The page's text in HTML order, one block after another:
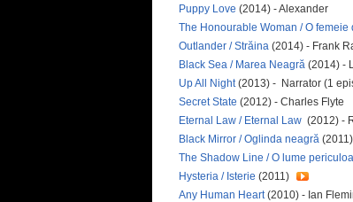
Puppy Love (2014) - Alexander
The Honourable Woman / O femeie
Outlander / Străina (2014) - Frank
Black Sea / Marea Neagră (2014) -
Up All Night (2013) - Narrator (1
Secret State (2012) - Charles Flyte
Eternal Law / Eternal Law (2012) -
Black Mirror / Oglinda neagră
The Shadow Line / O lume
Hysteria / Isterie (2011)
Any Human Heart(2010) - Ian